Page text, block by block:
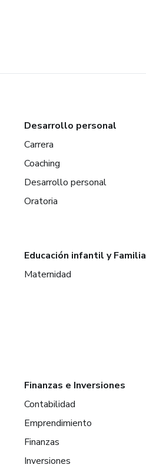
Desarrollo personal
Carrera
Coaching
Desarrollo personal
Oratoria
Educación infantil y Familia
Maternidad
Finanzas e Inversiones
Contabilidad
Emprendimiento
Finanzas
Inversiones